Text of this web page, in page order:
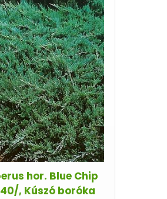
hor. Blue Chip
, Kúszó boróka